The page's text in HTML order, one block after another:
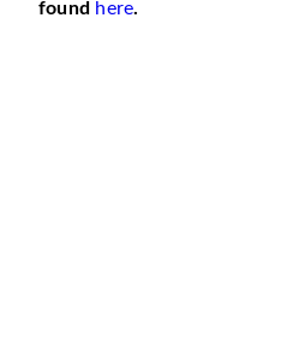
found here.